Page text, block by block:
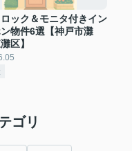
ック＆モニタ付きイン
物件6選【神戸市灘
区】
ゴリ